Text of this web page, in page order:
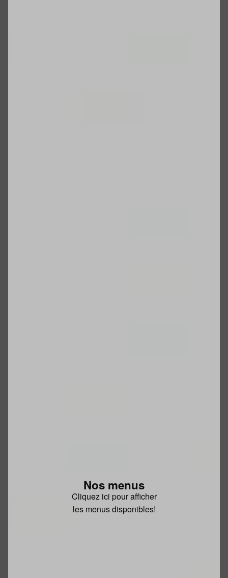
Nos menus
Cliquez ici pour afficher
les menus disponibles!